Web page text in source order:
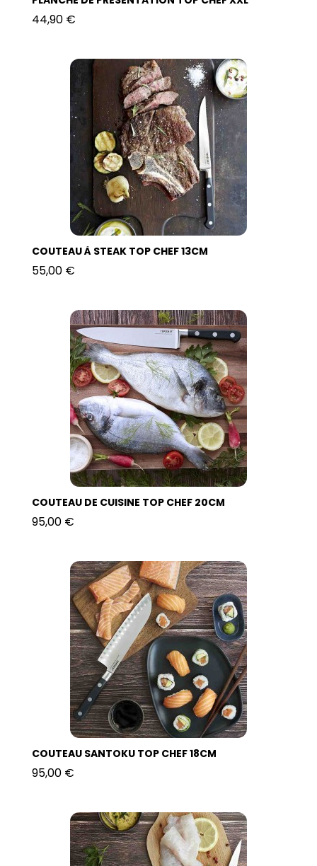
44,90 €
COUTEAU À STEAK TOP CHEF 13CM
55,00 €
COUTEAU DE CUISINE TOP CHEF 20CM
95,00 €
COUTEAU SANTOKU TOP CHEF 18CM
95,00 €